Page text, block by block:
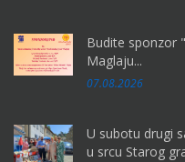
Budite sponzor
Maglaju...
07.08.2026
U subotu drugi
u srcu Starog